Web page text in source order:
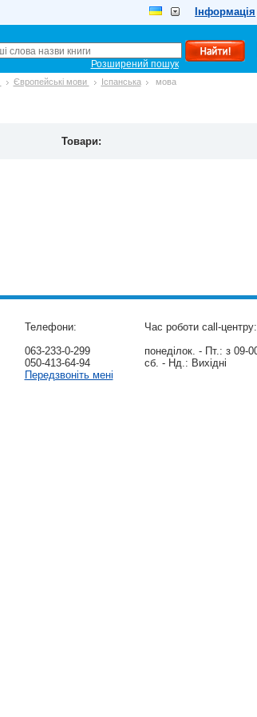
Інформація
Розширений пошук
Європейські мови Іспанська мова
Товари:
Телефони:
063-233-0-299
050-413-64-94
Передзвоніть мені
Час роботи call-центру:
понеділок. - Пт.: з 09-
сб. - Нд.: Вихідні